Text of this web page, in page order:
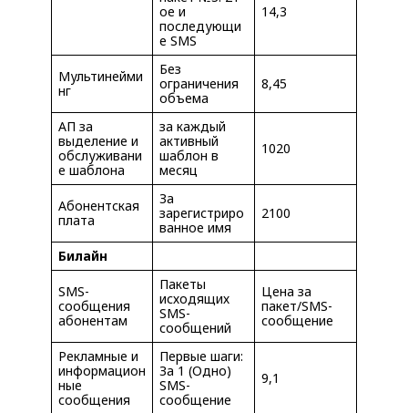
ое и
последующи
е SMS
14,3
Мультинейми
нг
Без
ограничения
объема
8,45
АП за
выделение и
обслуживани
е шаблона
за каждый
активный
шаблон в
месяц
1020
Абонентская
плата
За
зарегистриро
ванное имя
2100
Билайн
SMS-
сообщения
абонентам
Пакеты
исходящих
SMS-
сообщений
Цена за
пакет/SMS-
сообщение
Рекламные и
информацион
ные
сообщения
Первые шаги:
За 1 (Одно)
SMS-
сообщение
9,1